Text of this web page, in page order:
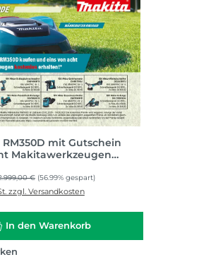
mit Gutschein
Makitawerkzeugen
Preis:
€ (56.99% gespart)
zzgl. Versandkosten
In den Warenkorb